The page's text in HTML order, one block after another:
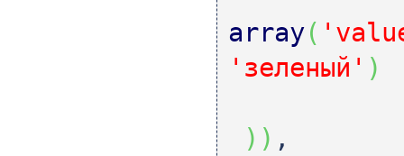
array(
'зеленый' )
) ) ,